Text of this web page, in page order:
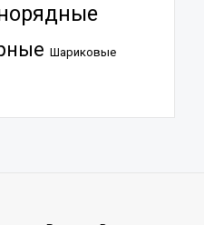
Шариковые